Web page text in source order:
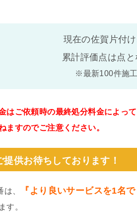
現在の佐賀片付
累計評価点は点と
※最新100件施
はご依頼時の最終処分料金によっ
ますのでご注意ください。
供お待ちしております！
、 『より良いサービスを1名
す。